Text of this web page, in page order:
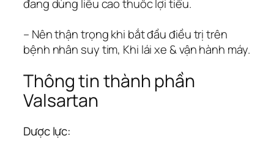
đang dùng liều cao thuốc lợi tiểu.
– Nên thận trọng khi bắt đầu điều trị trên
bệnh nhân suy tim, Khi lái xe & vận hành máy.
Thông tin thành phần
Valsartan
Dược lực: